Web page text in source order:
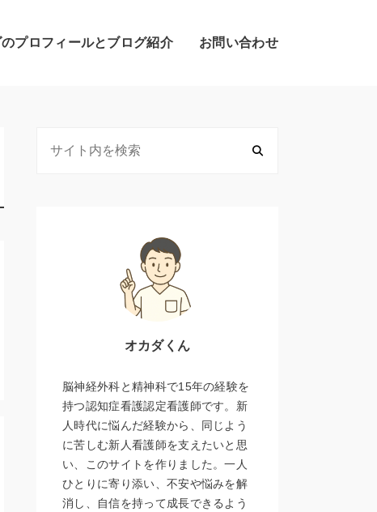
プロフィールとブログ紹介 お問い合わせ
オカダくん
脳神経外科と精神科で15年の経験を
持つ認知症看護認定看護師です。新
人時代に悩んだ経験から、同じよう
に苦しむ新人看護師を支えたいと思
い、このサイトを作りました。一人
ひとりに寄り添い、不安や悩みを解
消し、自信を持って成長できるよう